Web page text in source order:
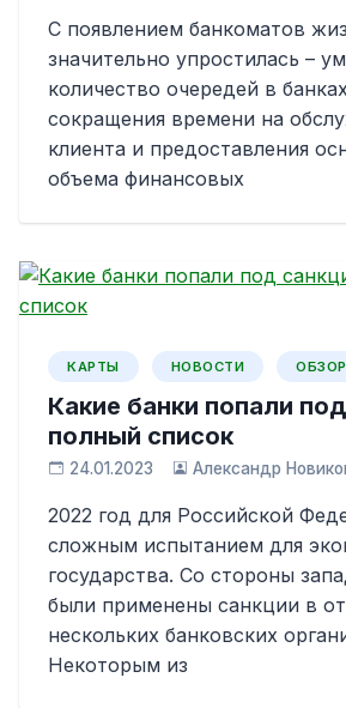
С появлением банкоматов
значительно упростилась –
количество очередей в
сокращения времени на
клиента и предоставления
объема финансовых
КАРТЫ НОВОСТИ
Какие банки попали
полный список
24.01.2023 Александр
2022 год для Российской
сложным испытанием для
государства. Со стороны
были применены санкции в
нескольких банковских
Некоторым из